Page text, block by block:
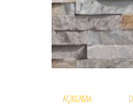
AÇIKLAMA